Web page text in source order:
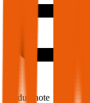
Produktnote